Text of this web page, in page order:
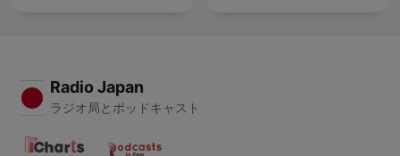
Radio Japan
ラジオ局とポッドキャスト